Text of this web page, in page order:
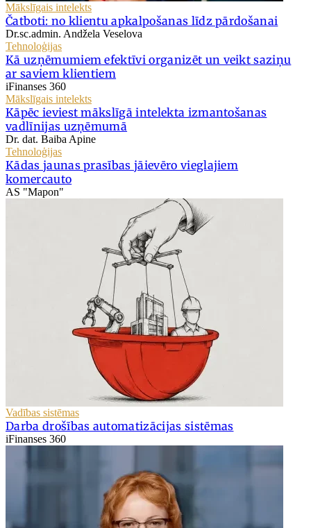
Mākslīgais intelekts
Čatboti: no klientu apkalpošanas līdz pārdošanai
Dr.sc.admin. Andžela Veselova
Tehnoloģijas
Kā uzņēmumiem efektīvi organizēt un veikt saziņu
ar saviem klientiem
iFinanses 360
Mākslīgais intelekts
Kāpēc ieviest mākslīgā intelekta izmantošanas
vadlīnijas uzņēmumā
Dr. dat. Baiba Apine
Tehnoloģijas
Kādas jaunas prasības jāievēro vieglajiem
komercauto
AS "Mapon"
Vadības sistēmas
Darba drošības automatizācijas sistēmas
iFinanses 360